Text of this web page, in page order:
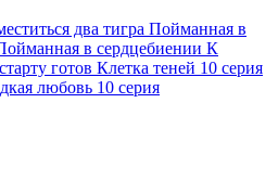
Пойманная в
К
Клетка теней 10 серия
любовь 10 серия